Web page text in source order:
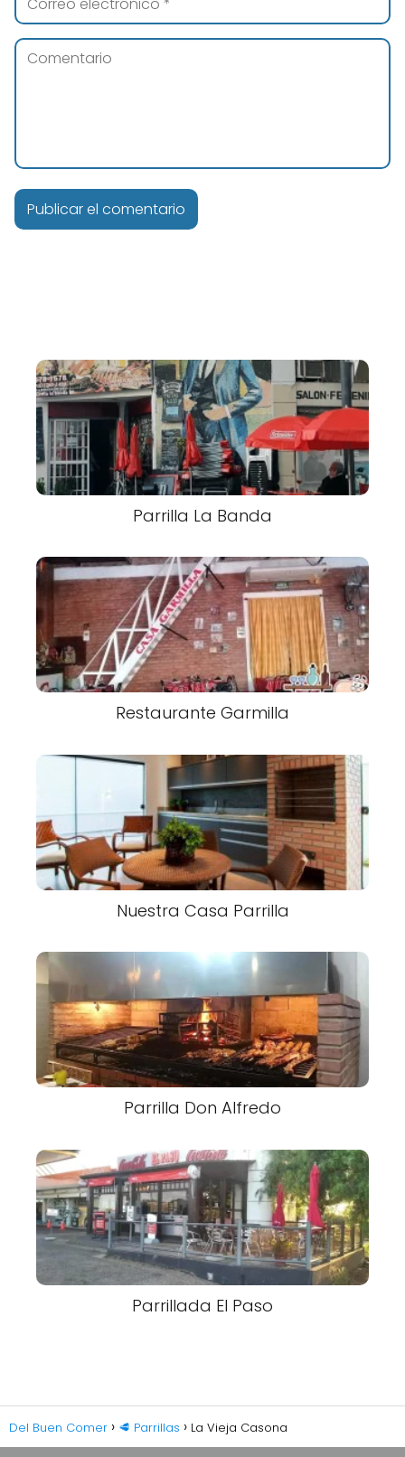
Parrilla La Banda
Restaurante Garmilla
Nuestra Casa Parrilla
Parrilla Don Alfredo
Parrillada El Paso
Del Buen Comer 🥩 Parrillas La Vieja Casona